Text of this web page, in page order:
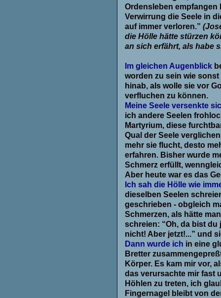
Ordensleben empfangen
Verwirrung die Seele in
auf immer verloren.”
die Hölle hätte stürzen
an sich erfährt, als habe
Im gleichen Augenblick
worden zu sein wie
hinab, als wolle sie vor
verfluchen zu können.
Meine Seele versenkte
ich andere Seelen
Martyrium, diese
Qual der Seele
mehr sie flucht, desto
erfahren. Bisher wurde
Schmerz erfüllt,
Aber heute war es das
Ich sah die Hölle wie
dieselben Seelen
geschrieben - obgleich
Schmerzen, als hätte
schreien: “Oh, da bist du
nicht! Aber jetzt!...” und
Dann wurde ich in eine
Bretter
Körper. Es kam mir vor,
das verursachte mir fast
Höhlen zu treten, ich
Fingernagel bleibt von